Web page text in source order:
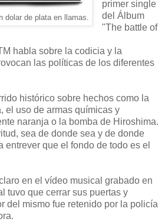
dolar de plata en llamas.
primer single
del Álbum
"The battle of
habla sobre la codicia y la
las políticas de los diferentes
histórico sobre hechos como la
el uso de armas químicas y
naranja o la bomba de Hiroshima.
sea de donde sea y de donde
entrever que el fondo de todo es el
en el vídeo musical grabado en
tuvo que cerrar sus puertas y
del mismo fue retenido por la policía